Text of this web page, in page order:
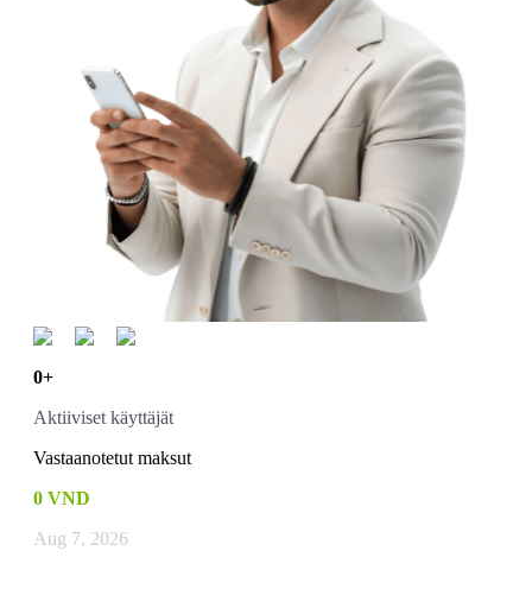
0+
Aktiiviset käyttäjät
Vastaanotetut maksut
0 VND
Aug 7, 2026